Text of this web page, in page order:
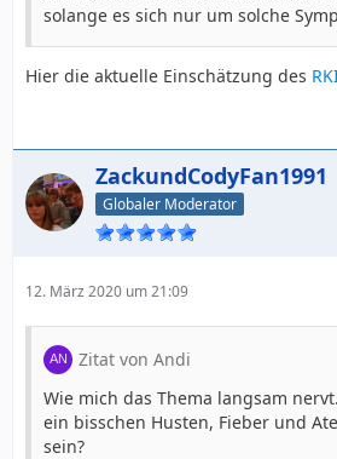
solange es sich nur um solche
Hier die aktuelle Einschätzung des
ZackundCodyFan1991
Globaler Moderator
12. März 2020 um 21:09
Zitat von Andi
Wie mich das Thema langsam
ein bisschen Husten, Fieber und
sein?